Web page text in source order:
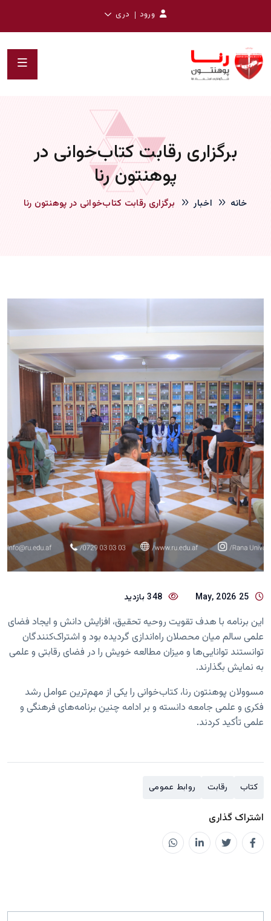
ورود دری
برگزاری رقابت کتاب‌خوانی در
پوهنتون رنا
خانه اخبار برگزاری رقابت کتاب‌خوانی در پوهنتون رنا
این برنامه با هدف تقویت روحیه تحقیق، افزایش دانش و ایجاد فضای
علمی سالم میان محصلان راه‌اندازی گردیده بود و اشتراک‌کنندگان
توانستند توانایی‌ها و میزان مطالعه خویش را در فضای رقابتی و علمی
به نمایش بگذارند.
مسوولان پوهنتون رنا، کتاب‌خوانی را یکی از مهم‌ترین عوامل رشد
فکری و علمی جامعه دانسته و بر ادامه چنین برنامه‌های فرهنگی و
علمی تأکید کردند.
کتاب‌ رقابت روابط عمومی
اشتراک گذاری